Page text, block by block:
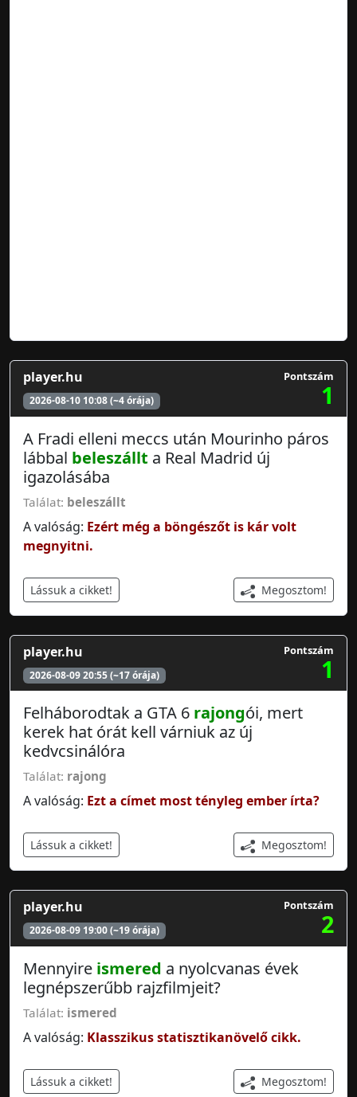
player.hu
2026-08-10 10:08 (~4 órája)
Pontszám
1
A Fradi elleni meccs után Mourinho páros
lábbal beleszállt a Real Madrid új
igazolásába
Találat: beleszállt
A valóság: Ezért még a böngészőt is kár volt
megnyitni.
Lássuk a cikket! Megosztom!
player.hu
2026-08-09 20:55 (~17 órája)
Pontszám
1
Felháborodtak a GTA 6 rajongói, mert
kerek hat órát kell várniuk az új
kedvcsinálóra
Találat: rajong
A valóság: Ezt a címet most tényleg ember írta?
Lássuk a cikket! Megosztom!
player.hu
2026-08-09 19:00 (~19 órája)
Pontszám
2
Mennyire ismered a nyolcvanas évek
legnépszerűbb rajzfilmjeit?
Találat: ismered
A valóság: Klasszikus statisztikanövelő cikk.
Lássuk a cikket! Megosztom!